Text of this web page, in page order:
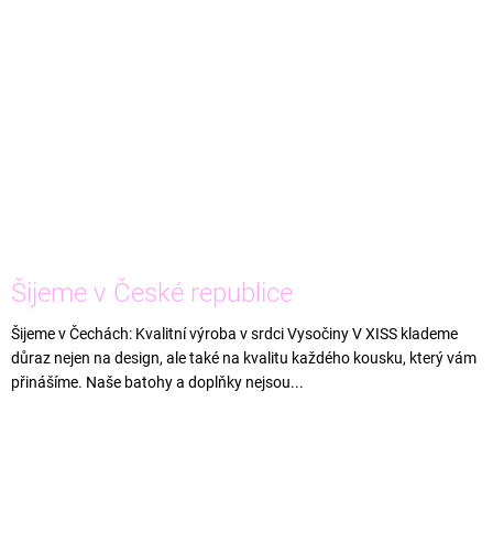
Šijeme v České republice
Šijeme v Čechách: Kvalitní výroba v srdci Vysočiny V XISS klademe
důraz nejen na design, ale také na kvalitu každého kousku, který vám
přinášíme. Naše batohy a doplňky nejsou...